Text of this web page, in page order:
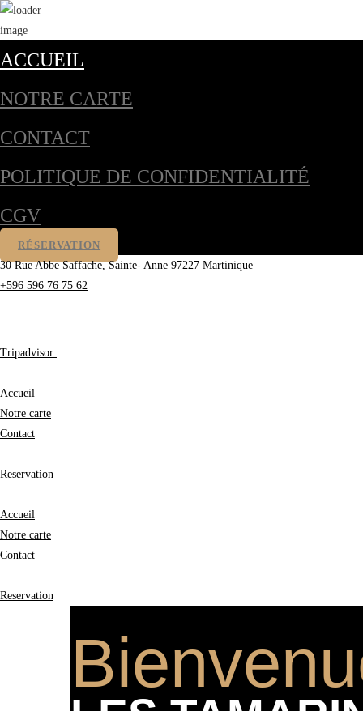
ACCUEIL
NOTRE CARTE
CONTACT
POLITIQUE DE CONFIDENTIALITÉ
CGV
RÉSERVATION
30 Rue Abbe Saffache, Sainte- Anne 97227 Martinique
+596 596 76 75 62
Tripadvisor
Accueil
Notre carte
Contact
Reservation
Accueil
Notre carte
Contact
Reservation